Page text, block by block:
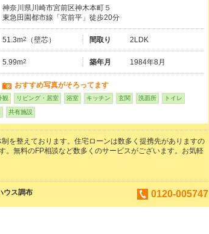
神奈川県川崎市宮前区神木本町５
東急田園都市線「宮前平」徒歩20分
51.3m2 （壁芯） 間取り 2LDK
5.99m2 築年月 1984年8月
おすすめ写真がそろってます
観 リビング・居室 浴室 キッチン 玄関 洗面所 トイレ
共有施設
を整えております。住宅ローンは数多く提携先がありますの
。無料のFP相談など数多くのサービスがございます。お気軽
ウス調布 0120-005747